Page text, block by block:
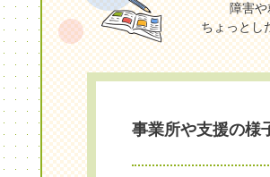
障害
ちょっとし
事業所や支援の様